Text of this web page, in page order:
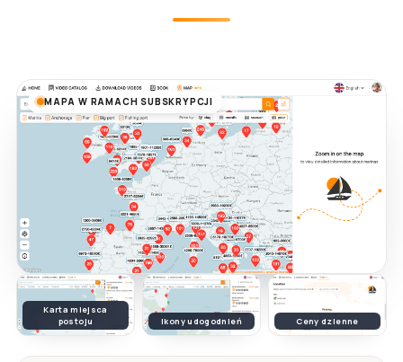
MAPA W RAMACH SUBSKRYPCJI
Karta miejsca
postoju
Ikony udogodnień Ceny dzienne